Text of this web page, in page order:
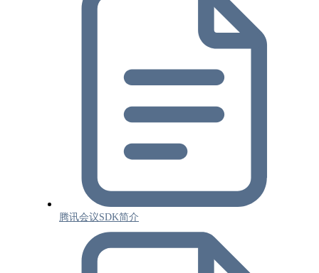
腾讯会议SDK简介